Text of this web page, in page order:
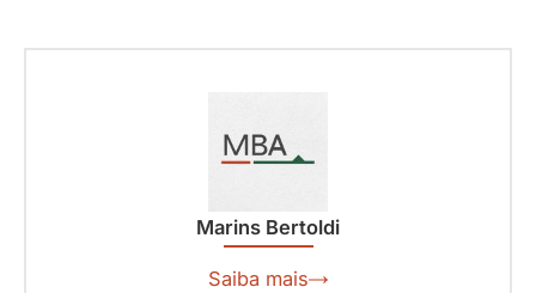
Marins Bertoldi
Saiba mais